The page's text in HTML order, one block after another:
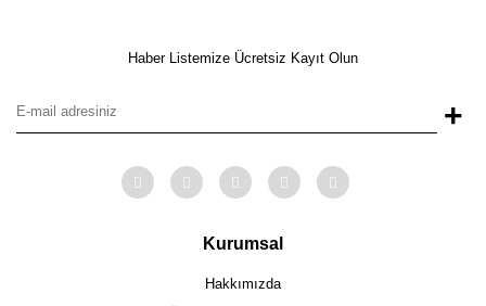
Haber Listemize Ücretsiz Kayıt Olun
+
Kurumsal
Hakkımızda